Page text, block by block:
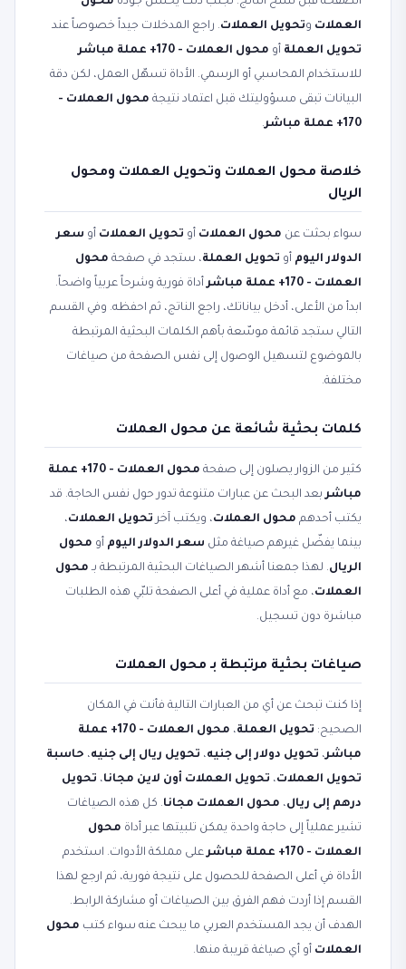
العملات وتحويل العملات. راجع المدخلات جيداً خصوصاً عند
تحويل العملة أو محول العملات - 170+ عملة مباشر
للاستخدام المحاسبي أو الرسمي. الأداة تسهّل العمل، لكن دقة
البيانات تبقى مسؤوليتك قبل اعتماد نتيجة محول العملات -
170+ عملة مباشر
.
خلاصة محول العملات وتحويل العملات ومحول
الريال
سواء بحثت عن محول العملات أو تحويل العملات أو سعر
الدولار اليوم أو تحويل العملة، ستجد في صفحة محول
العملات - 170+ عملة مباشر
أداة فورية وشرحاً عربياً واضحاً.
ابدأ من الأعلى، أدخل بياناتك، راجع الناتج، ثم احفظه. وفي القسم
التالي ستجد قائمة موسّعة بأهم الكلمات البحثية المرتبطة
بالموضوع لتسهيل الوصول إلى نفس الصفحة من صياغات
مختلفة.
كلمات بحثية شائعة عن محول العملات
كثير من الزوار يصلون إلى صفحة
محول العملات - 170+ عملة
مباشربعد البحث عن عبارات متنوعة تدور حول نفس الحاجة. قد
يكتب أحدهم محول العملات، ويكتب آخر تحويل العملات،
بينما يفضّل غيرهم صياغة مثل سعر الدولار اليوم أو محول
الريال. لهذا جمعنا أشهر الصياغات البحثية المرتبطة بـ محول
العملات، مع أداة عملية في أعلى الصفحة تلبّي هذه الطلبات
مباشرة دون تسجيل.
صياغات بحثية مرتبطة بـ محول العملات
إذا كنت تبحث عن أي من العبارات التالية فأنت في المكان
الصحيح: تحويل العملة،
محول العملات - 170+ عملة
مباشر، تحويل دولار إلى جنيه، تحويل ريال إلى جنيه، حاسبة
تحويل العملات، تحويل العملات أون لاين مجانا، تحويل
درهم إلى ريال، محول العملات مجانا. كل هذه الصياغات
تشير عملياً إلى حاجة واحدة يمكن تلبيتها عبر أداة محول
العملات - 170+ عملة مباشر
على مملكة الأدوات. استخدم
الأداة في أعلى الصفحة للحصول على نتيجة فورية، ثم ارجع لهذا
القسم إذا أردت فهم الفرق بين الصياغات أو مشاركة الرابط.
الهدف أن يجد المستخدم العربي ما يبحث عنه سواء كتب محول
العملات أو أي صياغة قريبة منها.